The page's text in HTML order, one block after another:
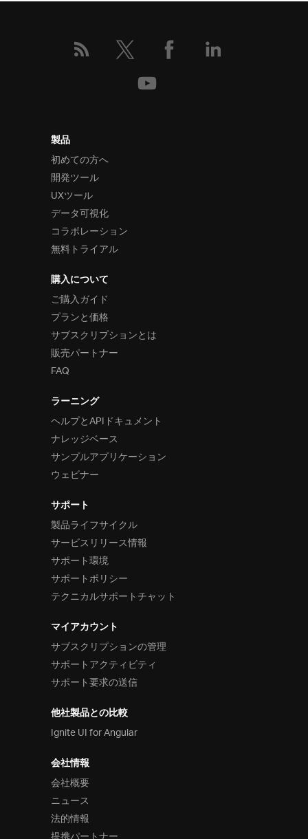
製品
初めての方へ
開発ツール
UXツール
データ可視化
コラボレーション
無料トライアル
購入について
ご購入ガイド
プランと価格
サブスクリプションとは
販売パートナー
FAQ
ラーニング
ヘルプとAPIドキュメント
ナレッジベース
サンプルアプリケーション
ウェビナー
サポート
製品ライフサイクル
サービスリリース情報
サポート環境
サポートポリシー
テクニカルサポートチャット
マイアカウント
サブスクリプションの管理
サポートアクティビティ
サポート要求の送信
他社製品との比較
Ignite UI for Angular
会社情報
会社概要
ニュース
法的情報